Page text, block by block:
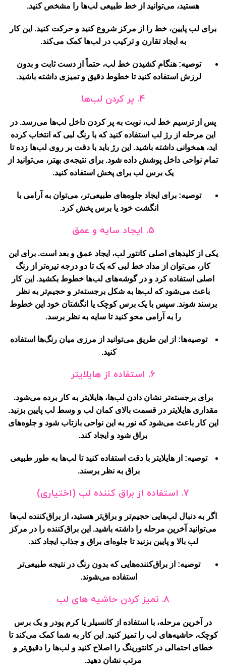
هستید، می‌توانید از خط طبیعی لب‌ها را مشخص کنید.
برای لب پایین، خط را از مرکز شروع کنید و حرکت کنید. این کار
به ایجاد تقارن و ترکیب در لب‌ها کمک می‌کند.
توصیه: هنگام کشیدن خط لب، حتماً از دست ثابت و بدون
لرزش استفاده کنید تا خطوط دقیق و تمیزی داشته باشید.
4. پر کردن لب‌ها
پس از ترسیم خط لب، نوبت به پر کردن داخل لب‌ها می‌رسد. در
این مرحله از رژ لب استفاده کنید که با رنگ لبی که انتخاب کرده
اید، همخوانی داشته باشید. این رژ باید با دقت بر روی لب‌ها زده تا
تمام نواحی داخل پوشش داده شود. برای نتیجه‌ی بهتر، می‌توانید از
یک برس لب برای پخش استفاده کنید.
توصیه: برای ایجاد جلوه‌های طبیعی‌تر، می‌توان به آرامی با
انگشت خود یا برس پخش کرد.
5. ایجاد سایه و عمق
یکی از کلیدهای اصلی کانتور لب، ایجاد عمق و بعد است. برای این
کار، می‌توان از مداد خط لبی که یک تا دو درجه تیره‌تر از رنگ
اصلی استفاده کرد و در گوشه‌های لب‌ها خطوط بکشید. این کار
باعث می‌شود که لب‌ها به شکل برجسته‌تر و حجیم‌تر به نظر
برسند شوند. سپس با یک برس کوچک یا انگشتان خود این خطوط
را به آرامی محو کنید تا سایه به نظر برسد.
توصیه‌ها: از این طریق می‌توانید از مرزی میان رنگ‌ها استفاده
کنید.
6. استفاده از هایلایتر
برای برجسته‌تر نشان دادن لب‌ها، هایلایتر به کار برده می‌شود.
مقداری هایلایتر در قسمت بالای کمان لب و وسط لب پایین بزنید.
این کار باعث می‌شود که نور به این نواحی بازتاب شود و جلوه‌های
براق شود و ایجاد کند.
توصیه: از هایلایتر با دقت استفاده کنید تا لب‌ها به طور طبیعی
براق به نظر برسند.
7. استفاده از براق کننده لب (اختیاری)
اگر به دنبال لب‌هایی حجیم‌تر و براق‌تر هستید، از براق‌کننده لب‌ها
می‌توانید آخرین مرحله را داشته باشید. این براق‌کننده را در مرکز
لب بالا و پایین بزنید تا جلوه‌ای براق و جذاب ایجاد کند.
توصیه: از براق‌کننده‌هایی که بدون رنگ در نتیجه طبیعی‌تر
استفاده می‌شوند.
8. تمیز کردن حاشیه های لب
در آخرین مرحله، با استفاده از کانسیلر یا کرم پودر و یک برس
کوچک، حاشیه‌های لب را تمیز کنید. این کار به شما کمک می‌کند تا
خطای احتمالی در کانتورینگ را اصلاح کنید و لب‌ها را دقیق‌تر و
مرتب نشان دهید.